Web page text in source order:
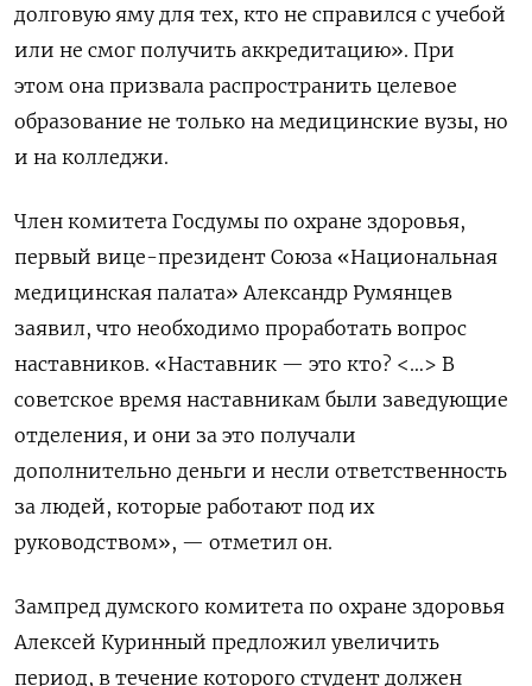
долговую яму для тех, кто не справился с учебой
или не смог получить аккредитацию». При
этом она призвала распространить целевое
образование не только на медицинские вузы, но
и на колледжи.
Член комитета Госдумы по охране здоровья,
первый вице-президент Союза «Национальная
медицинская палата» Александр Румянцев
заявил, что необходимо проработать вопрос
наставников. «Наставник — это кто? <…> В
советское время наставникам были заведующие
отделения, и они за это получали
дополнительно деньги и несли ответственность
за людей, которые работают под их
руководством», — отметил он.
Зампред думского комитета по охране здоровья
Алексей Куринный предложил увеличить
период, в течение которого студент должен